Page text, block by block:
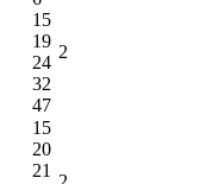
15
19
24
32
47
2
15
20
21